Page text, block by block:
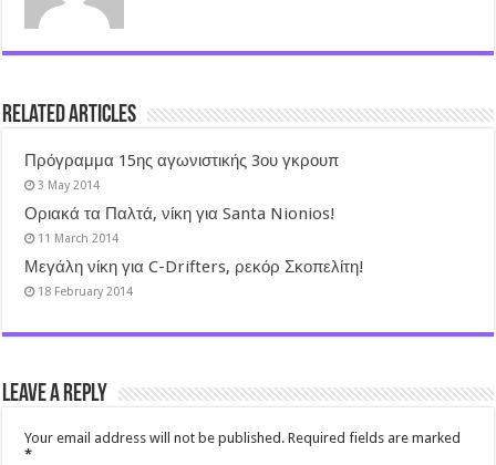
Related Articles
Πρόγραμμα 15ης αγωνιστικής 3ου γκρουπ
3 May 2014
Οριακά τα Παλτά, νίκη για Santa Nionios!
11 March 2014
Μεγάλη νίκη για C-Drifters, ρεκόρ Σκοπελίτη!
18 February 2014
Leave a Reply
Your email address will not be published. Required fields are marked
*